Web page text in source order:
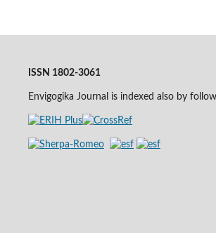
ISSN 1802-3061
Envigogika Journal is indexed also by